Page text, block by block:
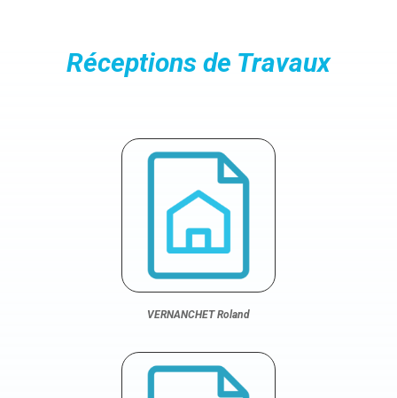
Réceptions de Travaux
VERNANCHET Roland